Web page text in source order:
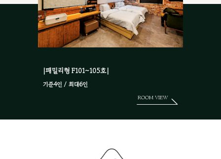
|패밀리형 F101~105호|
기준4인 / 최대6인
ROOM VIEW